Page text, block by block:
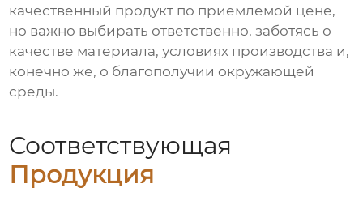
качественный продукт по приемлемой цене,
но важно выбирать ответственно, заботясь о
качестве материала, условиях производства и,
конечно же, о благополучии окружающей
среды.
Соответствующая
Продукция